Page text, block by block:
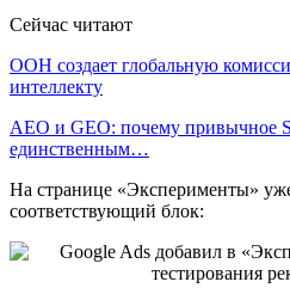
Сейчас читают
ООН создает глобальную
интеллекту
AEO и GEO: почему привычное
единственным…
На странице «Эксперименты»
соответствующий блок: